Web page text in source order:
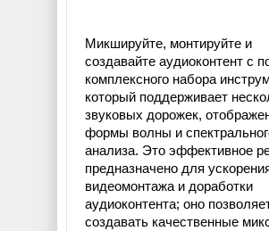
Микшируйте, монтируйте и
создавайте аудиоконтент с
комплексного набора
который поддерживает
звуковых дорожек,
формы волны и
анализа. Это эффективное
предназначено для
видеомонтажа и доработки
аудиоконтента; оно
создавать качественные